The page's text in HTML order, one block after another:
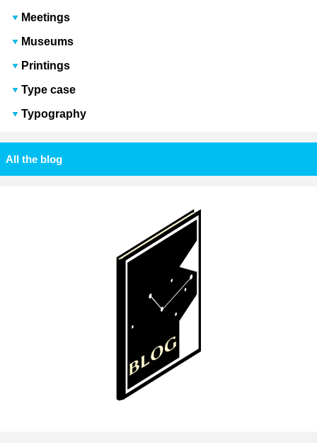
Meetings
Museums
Printings
Type case
Typography
All the blog